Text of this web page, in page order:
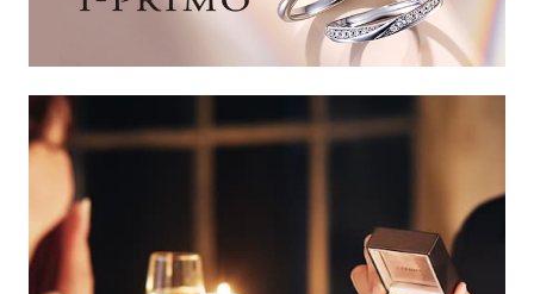
Follow us on